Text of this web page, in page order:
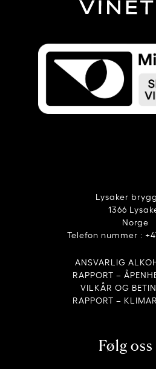
Lysaker
1366
Norge
Telefon nummer :
ANSVARLIG
RAPPORT –
VILKÅR OG
RAPPORT –
Følg oss